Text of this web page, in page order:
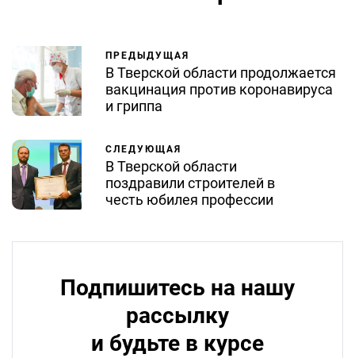
ПРЕДЫДУЩАЯ
В Тверской области продолжается
вакцинация против коронавируса
и гриппа
СЛЕДУЮЩАЯ
В Тверской области
поздравили строителей в
честь юбилея профессии
Подпишитесь на нашу
рассылку
и будьте в курсе